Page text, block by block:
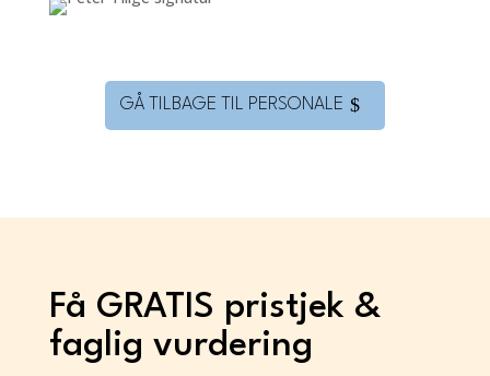
GÅ TILBAGE TIL PERSONALE
Få GRATIS pristjek &
faglig vurdering